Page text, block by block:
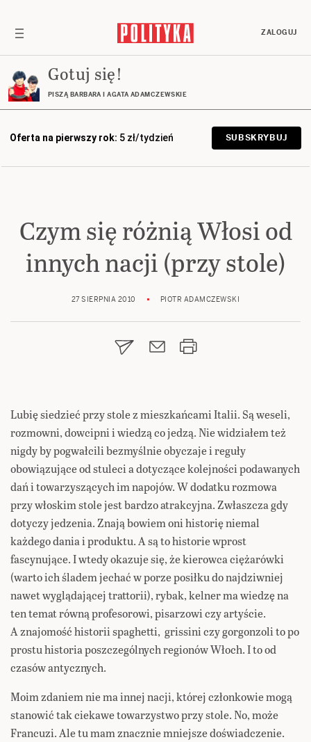
ZALOGUJ
Gotuj się!
PISZĄ BARBARA I AGATA ADAMCZEWSKIE
Oferta na pierwszy rok: 5 zł/tydzień SUBSKRYBUJ
Czym się różnią Włosi od
innych nacji (przy stole)
27 SIERPNIA 2010 PIOTR ADAMCZEWSKI
Lubię siedzieć przy stole z mieszkańcami Italii. Są weseli,
rozmowni, dowcipni i wiedzą co jedzą. Nie widziałem też
nigdy by pogwałcili bezmyślnie obyczaje i reguły
obowiązujące od stuleci a dotyczące kolejności podawanych
dań i towarzyszących im napojów. W dodatku rozmowa
przy włoskim stole jest bardzo atrakcyjna. Zwłaszcza gdy
dotyczy jedzenia. Znają bowiem oni historię niemal
każdego dania i produktu. A są to historie wprost
fascynujące. I wtedy okazuje się, że kierowca ciężarówki
(warto ich śladem jechać w porze posiłku do najdziwniej
nawet wyglądającej trattorii), rybak, kelner ma wiedzę na
ten temat równą profesorowi, pisarzowi czy artyście.
A znajomość historii spaghetti, grissini czy gorgonzoli to po
prostu historia poszczególnych regionów Włoch. I to od
czasów antycznych.
Moim zdaniem nie ma innej nacji, której członkowie mogą
stanowić tak ciekawe towarzystwo przy stole. No, może
Francuzi. Ale tu mam znacznie mniejsze doświadczenie.